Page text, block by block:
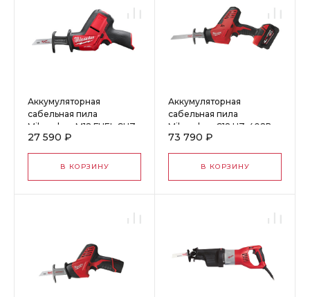
Аккумуляторная
сабельная пила
Milwaukee M12 FUEL CHZ-
0 4933446960
27 590 ₽
В КОРЗИНУ
Аккумуляторная
сабельная пила
Milwaukee C18 HZ-402В
4933441340
73 790 ₽
В КОРЗИНУ